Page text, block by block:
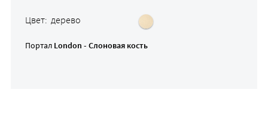
Цвет: дерево
Портал London - Слоновая кость